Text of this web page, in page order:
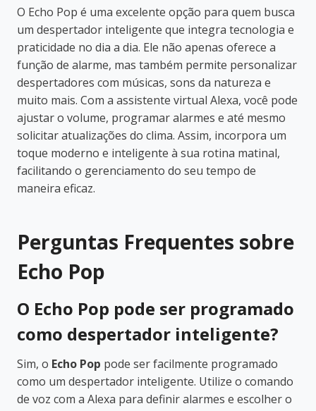
O Echo Pop é uma excelente opção para quem busca
um despertador inteligente que integra tecnologia e
praticidade no dia a dia. Ele não apenas oferece a
função de alarme, mas também permite personalizar
despertadores com músicas, sons da natureza e
muito mais. Com a assistente virtual Alexa, você pode
ajustar o volume, programar alarmes e até mesmo
solicitar atualizações do clima. Assim, incorpora um
toque moderno e inteligente à sua rotina matinal,
facilitando o gerenciamento do seu tempo de
maneira eficaz.
Perguntas Frequentes sobre
Echo Pop
O Echo Pop pode ser programado
como despertador inteligente?
Sim, o Echo Pop pode ser facilmente programado
como um despertador inteligente. Utilize o comando
de voz com a Alexa para definir alarmes e escolher o